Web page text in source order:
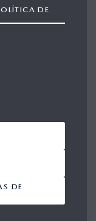
VIEWPORT
DE
DE